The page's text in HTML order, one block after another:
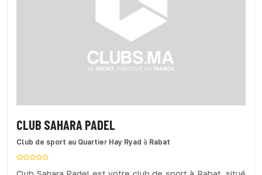
CLUB SAHARA PADEL
Club de sport au Quartier Hay Ryad à Rabat